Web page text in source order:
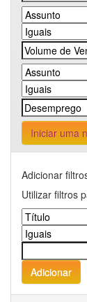
Iniciar uma
Adicionar
Utilizar filtros